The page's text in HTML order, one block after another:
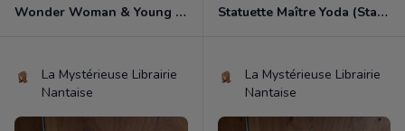
Wonder Woman & Young Diana (tirée de "Wonder Woman 1984") Statuette Maître Yoda (Star Wars).
La Mystérieuse Librairie
Nantaise
La Mystérieuse Librairie
Nantaise